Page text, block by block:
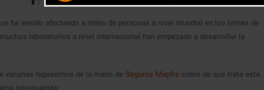
ha venido afectando a miles de personas a nivel mundial en los temas de
laboratorios a nivel internacional han empezado a desarrollar la
vacunas repasemos de la mano de Seguros Mapfre sobre de qué trata esta
interesantes: